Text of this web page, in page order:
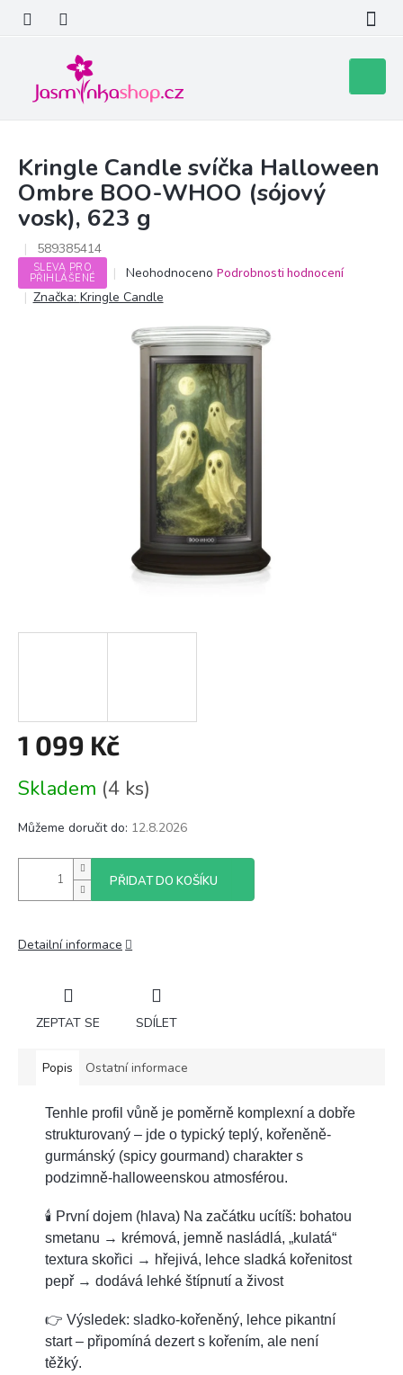
obsah
košík
Kringle Candle svíčka Halloween
Ombre BOO-WHOO (sójový
vosk), 623 g
589385414
SLEVA PRO
PŘIHLÁŠENÉ
Průměrné
hodnocení
produktu
0,0
hvězdiček.
Neohodnoceno Podrobnosti hodnocení
Značka: Kringle Candle
1 099 Kč
cena:
Skladem (4 ks)
Můžeme doručit do: 12.8.2026
PŘIDAT DO KOŠÍKU
Detailní informace
ZEPTAT SE SDÍLET
Popis Ostatní informace
Tenhle profil vůně je poměrně komplexní a dobře
strukturovaný – jde o typický teplý, kořeněně-
gurmánský (spicy gourmand) charakter s
podzimně-halloweenskou atmosférou.
🕯️ První dojem (hlava) Na začátku ucítíš: bohatou
smetanu → krémová, jemně nasládlá, „kulatá“
textura skořici → hřejivá, lehce sladká kořenitost
pepř → dodává lehké štípnutí a živost
👉 Výsledek: sladko-kořeněný, lehce pikantní
start – připomíná dezert s kořením, ale není
těžký.